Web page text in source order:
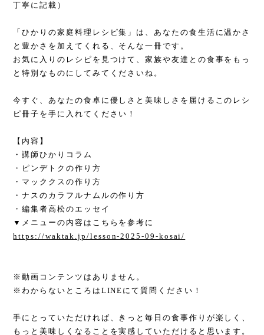
丁寧に記載）
「ひかりの家庭料理レシピ集」は、あなたの食生活に温かさ
と豊かさを加えてくれる、そんな一冊です。
お気に入りのレシピを見つけて、家族や友達との食事をもっ
と特別なものにしてみてくださいね。
今すぐ、あなたの食卓に優しさと美味しさを届けるこのレシ
ピ冊子を手に入れてください！
【内容】
・講師ひかりコラム
・ピンデトクの作り方
・マッククスの作り方
・ナスのカラフルナムルの作り方
・編集者高松のエッセイ
▼メニューの内容はこちらを参考に
https://waktak.jp/lesson-2025-09-kosai/
※動画コンテンツはありません。
※わからないところはLINEにて質問ください！
手にとっていただければ、きっと毎日の食事作りが楽しく、
もっと美味しくなることを実感していただけると思います。